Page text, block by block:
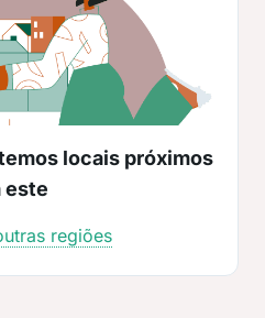
locais próximos
este
regiões